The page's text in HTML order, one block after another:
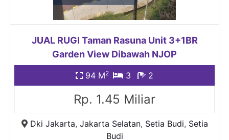
JUAL RUGI Taman Rasuna Unit 3+1BR
Garden View Dibawah NJOP
94 M2 3 2
Rp. 1.45 Miliar
Dki Jakarta, Jakarta Selatan, Setia Budi, Setia
Budi